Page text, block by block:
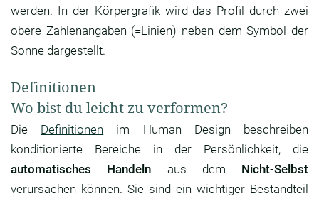
werden. In der Körpergrafik wird das Profil durch zwei
obere Zahlenangaben (=Linien) neben dem Symbol der
Sonne dargestellt.
Definitionen
Wo bist du leicht zu verformen?
Die Definitionen im Human Design beschreiben
konditionierte Bereiche in der Persönlichkeit, die
automatisches Handeln aus dem Nicht-Selbst
verursachen können. Sie sind ein wichtiger Bestandteil